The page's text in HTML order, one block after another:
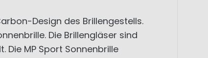
Design des Brillengestells.
Die Brillengläser sind
MP Sport Sonnenbrille